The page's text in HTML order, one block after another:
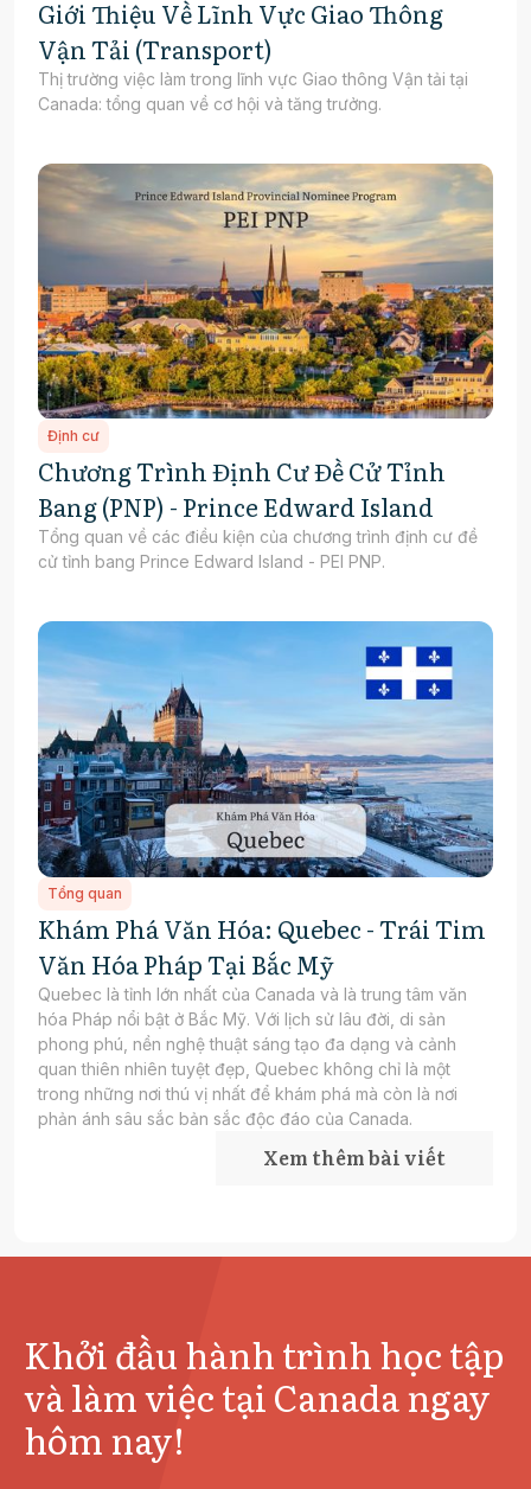
Giới Thiệu Về Lĩnh Vực Giao Thông
Vận Tải (Transport)
Thị trường việc làm trong lĩnh vực Giao thông Vận tải tại
Canada: tổng quan về cơ hội và tăng trưởng.
Định cư
Chương Trình Định Cư Đề Cử Tỉnh
Bang (PNP) - Prince Edward Island
Tổng quan về các điều kiện của chương trình định cư đề
cử tỉnh bang Prince Edward Island - PEI PNP.
Tổng quan
Khám Phá Văn Hóa: Quebec - Trái Tim
Văn Hóa Pháp Tại Bắc Mỹ
Quebec là tỉnh lớn nhất của Canada và là trung tâm văn
hóa Pháp nổi bật ở Bắc Mỹ. Với lịch sử lâu đời, di sản
phong phú, nền nghệ thuật sáng tạo đa dạng và cảnh
quan thiên nhiên tuyệt đẹp, Quebec không chỉ là một
trong những nơi thú vị nhất để khám phá mà còn là nơi
phản ánh sâu sắc bản sắc độc đáo của Canada.
Xem thêm bài viết
Khởi đầu hành trình học tập
và làm việc tại Canada ngay
hôm nay!